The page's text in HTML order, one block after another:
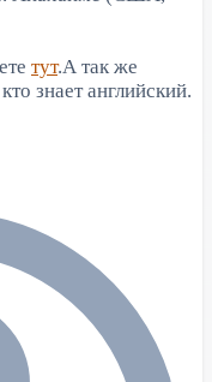
тут.А так же
знает английский.